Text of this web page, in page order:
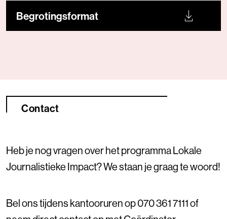
Begrotingsformat
Contact
Heb je nog vragen over het programma Lokale
Journalistieke Impact? We staan je graag te woord!
Bel ons tijdens kantooruren op 070 361 7111 of